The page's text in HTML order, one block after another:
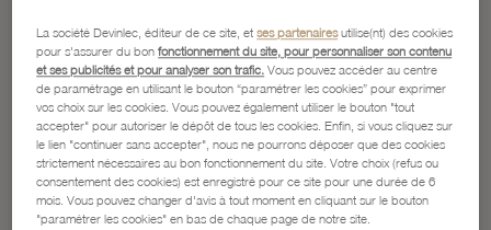
La société Devinlec, éditeur de ce site, etses partenairesutilise(nt) des cookies
pour s'assurer du bonfonctionnement du site, pour personnaliser son contenu
et ses publicités et pour analyser son trafic. Vous pouvez accéder au centre
de paramétrage en utilisant le bouton “paramétrer les cookies” pour exprimer
vos choix sur les cookies. Vous pouvez également utiliser le bouton "tout
accepter" pour autoriser le dépôt de tous les cookies. Enfin, si vous cliquez sur
le lien "continuer sans accepter", nous ne pourrons déposer que des cookies
strictement nécessaires au bon fonctionnement du site. Votre choix (refus ou
consentement des cookies) est enregistré pour ce site pour une durée de 6
mois. Vous pouvez changer d'avis à tout moment en cliquant sur le bouton
"paramétrer les cookies" en bas de chaque page de notre site.